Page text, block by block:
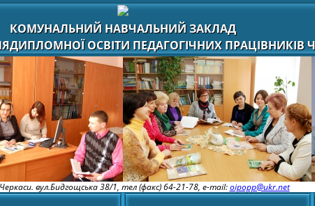
КОМУНАЛЬНИЙ НАВЧАЛЬНИЙ ЗАКЛАД
ОСВІТИ ПЕДАГОГІЧНИХ ПРАЦІВНИКІВ
вул.Бидгощська 38/1, тел (факс) 64-21-78, e-mail:oipopp@ukr.net